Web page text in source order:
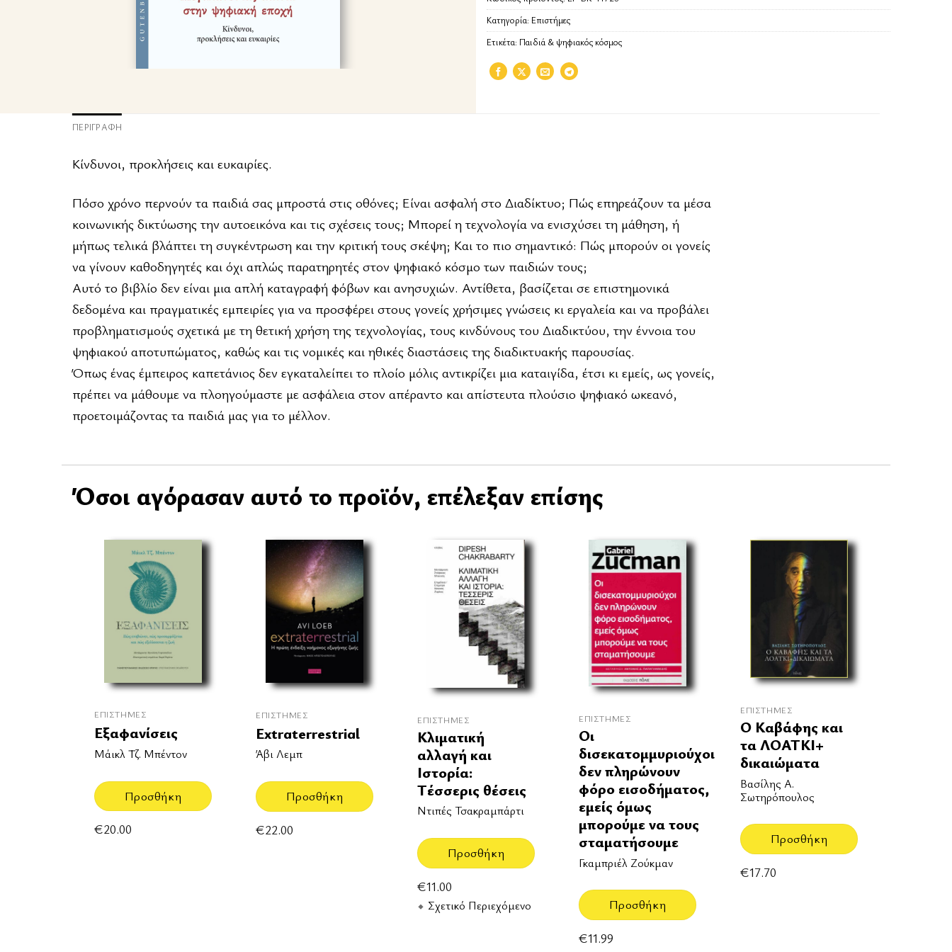
Κατηγορία: Επιστήμες
Ετικέτα: Παιδιά & ψηφιακός κόσμος
ΠΕΡΙΓΡΑΦΉ
Κίνδυνοι, προκλήσεις και ευκαιρίες.
Πόσο χρόνο περνούν τα παιδιά σας μπροστά στις οθόνες; Είναι ασφαλή στο Διαδίκτυο; Πώς επηρεάζουν τα μέσα
κοινωνικής δικτύωσης την αυτοεικόνα και τις σχέσεις τους; Μπορεί η τεχνολογία να ενισχύσει τη μάθηση, ή
μήπως τελικά βλάπτει τη συγκέντρωση και την κριτική τους σκέψη; Και το πιο σημαντικό: Πώς μπορούν οι γονείς
να γίνουν καθοδηγητές και όχι απλώς παρατηρητές στον ψηφιακό κόσμο των παιδιών τους;
Αυτό το βιβλίο δεν είναι μια απλή καταγραφή φόβων και ανησυχιών. Αντίθετα, βασίζεται σε επιστημονικά
δεδομένα και πραγματικές εμπειρίες για να προσφέρει στους γονείς χρήσιμες γνώσεις κι εργαλεία και να προβάλει
προβληματισμούς σχετικά με τη θετική χρήση της τεχνολογίας, τους κινδύνους του Διαδικτύου, την έννοια του
ψηφιακού αποτυπώματος, καθώς και τις νομικές και ηθικές διαστάσεις της διαδικτυακής παρουσίας.
Όπως ένας έμπειρος καπετάνιος δεν εγκαταλείπει το πλοίο μόλις αντικρίζει μια καταιγίδα, έτσι κι εμείς, ως γονείς,
πρέπει να μάθουμε να πλοηγούμαστε με ασφάλεια στον απέραντο και απίστευτα πλούσιο ψηφιακό ωκεανό,
προετοιμάζοντας τα παιδιά μας για το μέλλον.
Όσοι αγόρασαν αυτό το προϊόν, επέλεξαν επίσης
ΕΠΙΣΤΉΜΕΣ
Εξαφανίσεις
Μάικλ Τζ. Μπέντον
Προσθήκη
€20.00
ΕΠΙΣΤΉΜΕΣ
Extraterrestrial
Άβι Λεμπ
Προσθήκη
€22.00
ΕΠΙΣΤΉΜΕΣ
Κλιματική
αλλαγή και
Ιστορία:
Τέσσερις θέσεις
Ντιπές Τσακραμπάρτι
Προσθήκη
€11.00
Σχετικό Περιεχόμενο
ΕΠΙΣΤΉΜΕΣ
Οι
δισεκατομμυριούχοι
δεν πληρώνουν
φόρο εισοδήματος,
εμείς όμως
μπορούμε να τους
σταματήσουμε
Γκαμπριέλ Ζούκμαν
Προσθήκη
€11.99
ΕΠΙΣΤΉΜΕΣ
Ο Καβάφης και
τα ΛΟΑΤΚΙ+
δικαιώματα
Βασίλης Α.
Σωτηρόπουλος
Προσθήκη
€17.70